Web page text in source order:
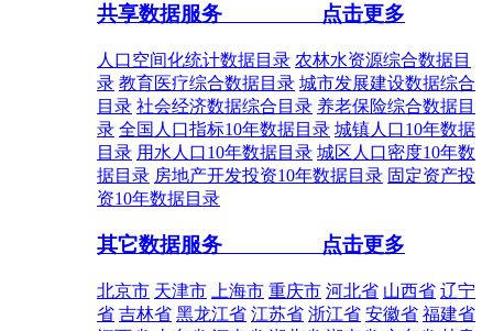
共享数据服务 点击更多
人口空间化统计数据目录 农林水资源综合数据目
录 教育医疗综合数据目录 城市发展建设数据综合
目录 社会经济数据综合目录 养老保险综合数据目
录 全国人口指标10年数据目录 城镇人口10年数据
目录 用水人口10年数据目录 城区人口密度10年数
据目录 房地产开发投资10年数据目录 固定资产投
资10年数据目录
其它数据服务 点击更多
北京市 天津市 上海市 重庆市 河北省 山西省 辽宁
省 吉林省 黑龙江省 江苏省 浙江省 安徽省 福建省